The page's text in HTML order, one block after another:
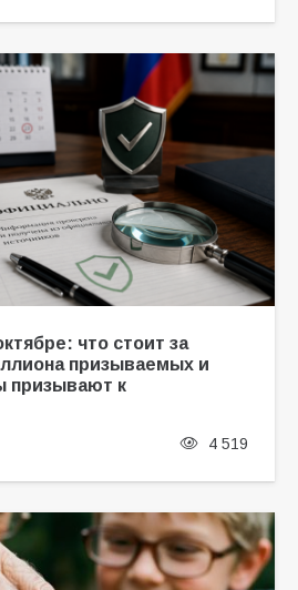
что стоит за
призываемых и
призывают к
4 519